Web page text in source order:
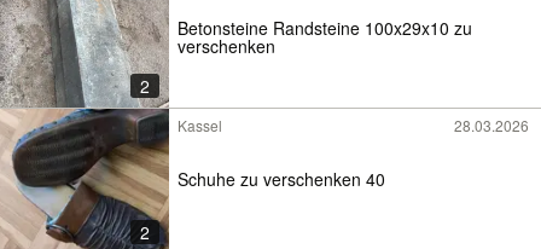
2
Betonsteine Randsteine 100x29x10 zu
verschenken
2
Kassel 28.03.2026
Schuhe zu verschenken 40